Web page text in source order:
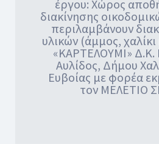
έργου: Χώρος
διακίνησης
περιλαμβάνουν
υλικών (άμμος,
«ΚΑΡΤΕΛΟΥΜΙ» Δ.Κ.
Αυλίδος, Δήμου
Ευβοίας με φορέα
τον ΜΕΛΕΤΙΟ